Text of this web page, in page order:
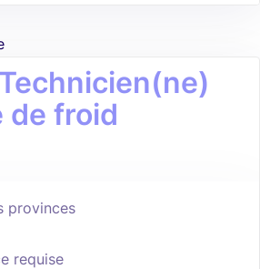
de froid
provinces
requise